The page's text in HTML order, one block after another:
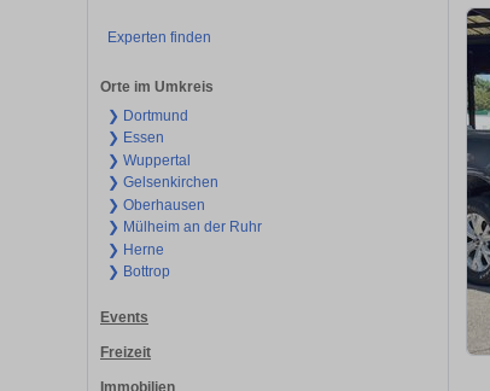
Experten finden
Orte im Umkreis
❯ Dortmund
❯ Essen
❯ Wuppertal
❯ Gelsenkirchen
❯ Oberhausen
❯ Mülheim an der Ruhr
❯ Herne
❯ Bottrop
Events
Freizeit
Immobilien